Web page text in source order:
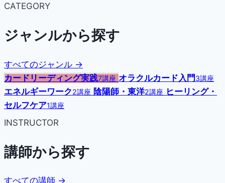
CATEGORY
ジャンルから探す
すべてのジャンル →
カードリーディング実践7講座 オラクルカード入門3講座
エネルギーワーク2講座 陰陽師・東洋2講座 ヒーリング・
セルフケア1講座
INSTRUCTOR
講師から探す
すべての講師 →